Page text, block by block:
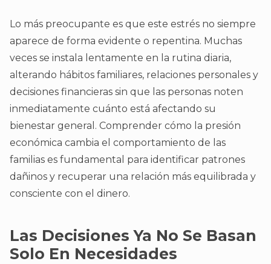
Lo más preocupante es que este estrés no siempre
aparece de forma evidente o repentina. Muchas
veces se instala lentamente en la rutina diaria,
alterando hábitos familiares, relaciones personales y
decisiones financieras sin que las personas noten
inmediatamente cuánto está afectando su
bienestar general. Comprender cómo la presión
económica cambia el comportamiento de las
familias es fundamental para identificar patrones
dañinos y recuperar una relación más equilibrada y
consciente con el dinero.
Las Decisiones Ya No Se Basan
Solo En Necesidades